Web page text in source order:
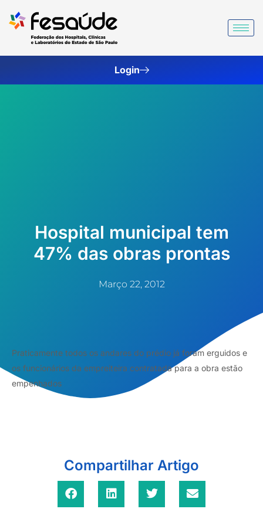
para
Login
Hospital municipal tem
47% das obras prontas
Março 22, 2012
Praticamente todos os andares do prédio já foram erguidos e
os funcionários da empreiteira contratada para a obra estão
empenhados
Compartilhar Artigo